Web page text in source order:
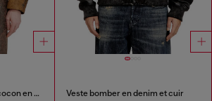
Veste biker à manches cocon en cuir craquelé Veste bomber en denim et cuir